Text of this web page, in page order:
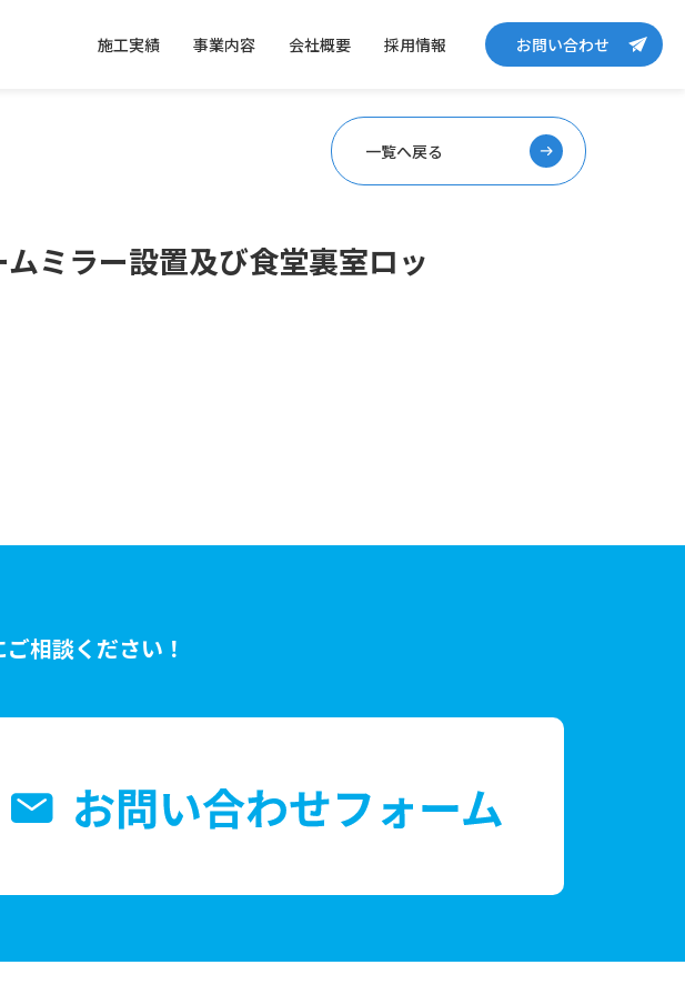
施工実績 事業内容 会社概要 採用情報 お問い合わせ
ミラー設置及び食堂裏室ロッ
一覧へ戻る
相談ください！